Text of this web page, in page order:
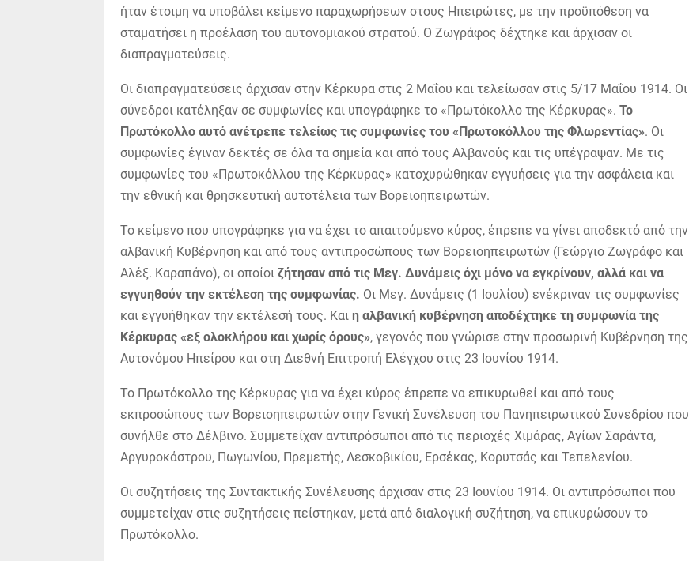
ήταν έτοιμη να υποβάλει κείμενο παραχωρήσεων στους Ηπειρώτες, με την προϋπόθεση να
σταματήσει η προέλαση του αυτονομιακού στρατού. Ο Ζωγράφος δέχτηκε και άρχισαν οι
διαπραγματεύσεις.
Οι διαπραγματεύσεις άρχισαν στην Κέρκυρα στις 2 Μαΐου και τελείωσαν στις 5/17 Μαΐου 1914. Οι
σύνεδροι κατέληξαν σε συμφωνίες και υπογράφηκε το «Πρωτόκολλο της Κέρκυρας». Το
Πρωτόκολλο αυτό ανέτρεπε τελείως τις συμφωνίες του «Πρωτοκόλλου της Φλωρεντίας». Οι
συμφωνίες έγιναν δεκτές σε όλα τα σημεία και από τους Αλβανούς και τις υπέγραψαν. Με τις
συμφωνίες του «Πρωτοκόλλου της Κέρκυρας» κατοχυρώθηκαν εγγυήσεις για την ασφάλεια και
την εθνική και θρησκευτική αυτοτέλεια των Βορειοηπειρωτών.
Το κείμενο που υπογράφηκε για να έχει το απαιτούμενο κύρος, έπρεπε να γίνει αποδεκτό από την
αλβανική Κυβέρνηση και από τους αντιπροσώπους των Βορειοηπειρωτών (Γεώργιο Ζωγράφο και
Αλέξ. Καραπάνο), οι οποίοι ζήτησαν από τις Μεγ. Δυνάμεις όχι μόνο να εγκρίνουν, αλλά και να
εγγυηθούν την εκτέλεση της συμφωνίας. Οι Μεγ. Δυνάμεις (1 Ιουλίου) ενέκριναν τις συμφωνίες
και εγγυήθηκαν την εκτέλεσή τους. Και η αλβανική κυβέρνηση αποδέχτηκε τη συμφωνία της
Κέρκυρας «εξ ολοκλήρου και χωρίς όρους», γεγονός που γνώρισε στην προσωρινή Κυβέρνηση της
Αυτονόμου Ηπείρου και στη Διεθνή Επιτροπή Ελέγχου στις 23 Ιουνίου 1914.
Το Πρωτόκολλο της Κέρκυρας για να έχει κύρος έπρεπε να επικυρωθεί και από τους
εκπροσώπους των Βορειοηπειρωτών στην Γενική Συνέλευση του Πανηπειρωτικού Συνεδρίου που
συνήλθε στο Δέλβινο. Συμμετείχαν αντιπρόσωποι από τις περιοχές Χιμάρας, Αγίων Σαράντα,
Αργυροκάστρου, Πωγωνίου, Πρεμετής, Λεσκοβικίου, Ερσέκας, Κορυτσάς και Τεπελενίου.
Οι συζητήσεις της Συντακτικής Συνέλευσης άρχισαν στις 23 Ιουνίου 1914. Οι αντιπρόσωποι που
συμμετείχαν στις συζητήσεις πείστηκαν, μετά από διαλογική συζήτηση, να επικυρώσουν το
Πρωτόκολλο.